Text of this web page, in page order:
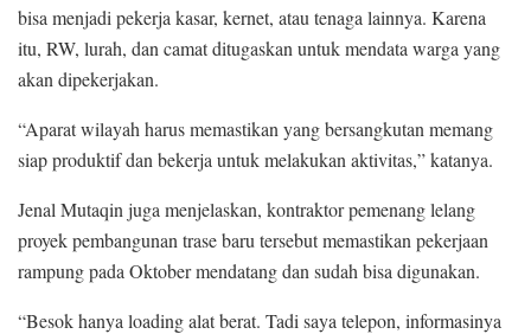
bisa menjadi pekerja kasar, kernet, atau tenaga lainnya. Karena
itu, RW, lurah, dan camat ditugaskan untuk mendata warga yang
akan dipekerjakan.
“Aparat wilayah harus memastikan yang bersangkutan memang
siap produktif dan bekerja untuk melakukan aktivitas,” katanya.
Jenal Mutaqin juga menjelaskan, kontraktor pemenang lelang
proyek pembangunan trase baru tersebut memastikan pekerjaan
rampung pada Oktober mendatang dan sudah bisa digunakan.
“Besok hanya loading alat berat. Tadi saya telepon, informasinya